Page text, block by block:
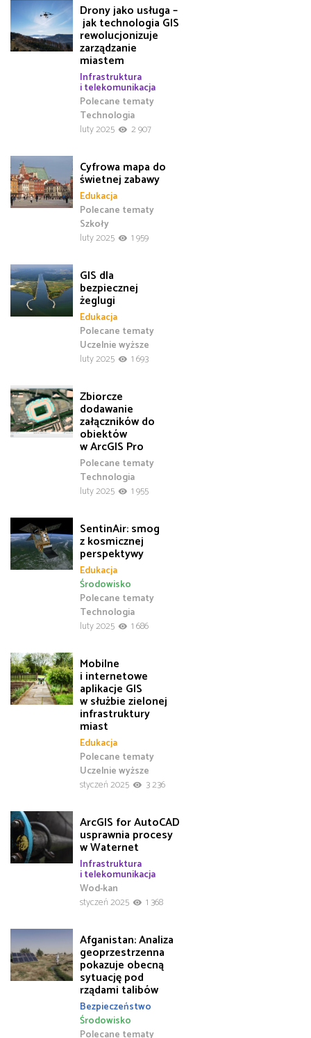
Drony jako usługa –
jak technologia GIS
rewolucjonizuje
zarządzanie
miastem
Infrastruktura
i telekomunikacja
Polecane tematy
Technologia
luty 2025
2 907
Cyfrowa mapa do
świetnej zabawy
Edukacja
Polecane tematy
Szkoły
luty 2025
1 959
GIS dla
bezpiecznej
żeglugi
Edukacja
Polecane tematy
Uczelnie wyższe
luty 2025
1 693
Zbiorcze
dodawanie
załączników do
obiektów
w ArcGIS Pro
Polecane tematy
Technologia
luty 2025
1 955
SentinAir: smog
z kosmicznej
perspektywy
Edukacja
Polecane tematy
Środowisko
Technologia
luty 2025
1 686
Mobilne
i internetowe
aplikacje GIS
w służbie zielonej
infrastruktury
miast
Edukacja
Polecane tematy
Uczelnie wyższe
styczeń 2025
3 236
ArcGIS for AutoCAD
usprawnia procesy
w Waternet
Infrastruktura
i telekomunikacja
Wod-kan
styczeń 2025
1 368
Afganistan: Analiza
geoprzestrzenna
pokazuje obecną
sytuację pod
rządami talibów
Bezpieczeństwo
Polecane tematy
Środowisko